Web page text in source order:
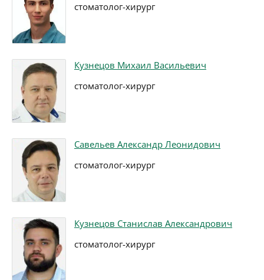
стоматолог-хирург
Кузнецов Михаил Васильевич
стоматолог-хирург
Савельев Александр Леонидович
стоматолог-хирург
Кузнецов Станислав Александрович
стоматолог-хирург